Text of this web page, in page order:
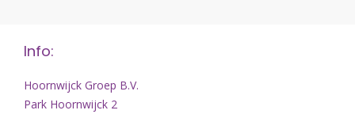
Info:
Hoornwijck Groep B.V.
Park Hoornwijck 2